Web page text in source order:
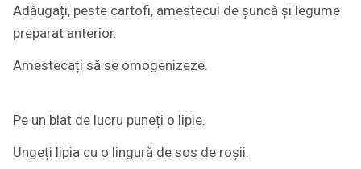
Adăugați, peste cartofi, amestecul de șuncă și legume
preparat anterior.
Amestecați să se omogenizeze.
Pe un blat de lucru puneți o lipie.
Ungeți lipia cu o lingură de sos de roșii.